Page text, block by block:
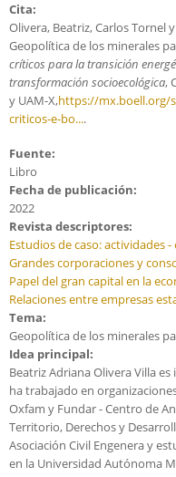
Cita:
Olivera, Beatriz, Carlos Tornel
Geopolítica de los minerales
críticos para la transición
transformación socioecológica,
y UAM-X,https://mx.boell.org/
criticos-e-bo....
Fuente:
Libro
Fecha de publicación:
2022
Revista descriptores:
Estudios de caso: actividades -
Grandes corporaciones y
Papel del gran capital en la
Relaciones entre empresas
Tema:
Geopolítica de los minerales
Idea principal:
Beatriz Adriana Olivera Villa
ha trabajado en
Oxfam y Fundar - Centro de
Territorio, Derechos y
Asociación Civil Engenera y
en la Universidad Autónoma